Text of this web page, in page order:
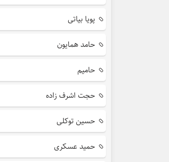
پویا بیاتی
حامد همایون
حامیم
حجت اشرف زاده
حسین توکلی
حمید عسکری